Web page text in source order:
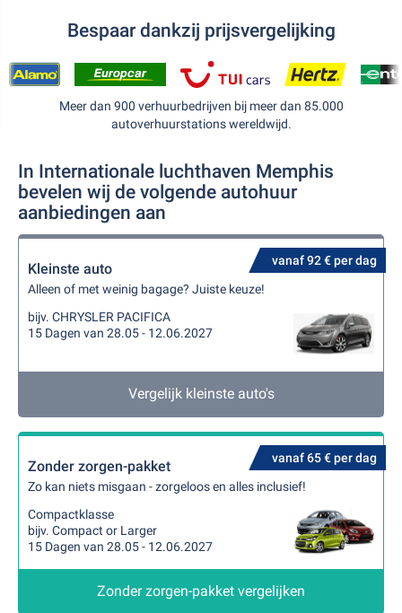
Bespaar dankzij prijsvergelijking
Meer dan 900 verhuurbedrijven bij meer dan 85.000
autoverhuurstations wereldwijd.
In Internationale luchthaven Memphis
bevelen wij de volgende autohuur
aanbiedingen aan
vanaf 92 € per dag
Kleinste auto
Alleen of met weinig bagage? Juiste keuze!
bijv. CHRYSLER PACIFICA
15 Dagen van 28.05 - 12.06.2027
Vergelijk kleinste auto's
vanaf 65 € per dag
Zonder zorgen-pakket
Zo kan niets misgaan - zorgeloos en alles inclusief!
Compactklasse
bijv. Compact or Larger
15 Dagen van 28.05 - 12.06.2027
Zonder zorgen-pakket vergelijken